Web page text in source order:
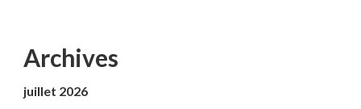
Archives
juillet 2026